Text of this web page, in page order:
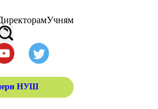
Учням
НУШ